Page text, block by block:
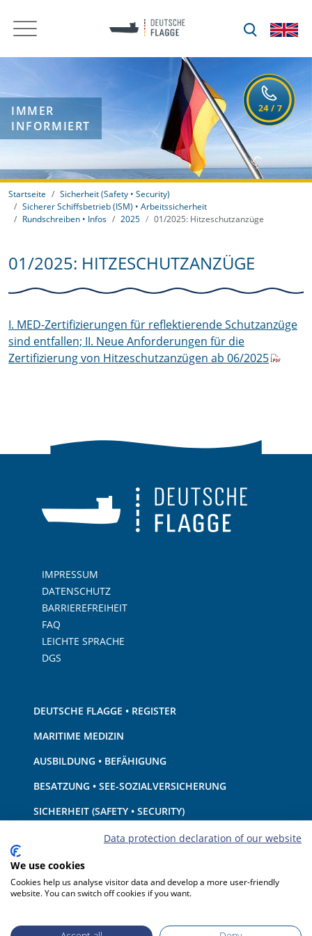
IMMER
INFORMIERT
Startseite
Sicherheit (Safety • Security)
Sicherer Schiffsbetrieb (ISM) • Arbeitssicherheit
Rundschreiben • Infos
2025 01/2025: Hitzeschutzanzüge
01/2025: HITZESCHUTZANZÜGE
I. MED-Zertifizierungen für reflektierende Schutzanzüge
sind entfallen; II. Neue Anforderungen für die
Zertifizierung von Hitzeschutzanzügen ab 06/2025
IMPRESSUM
DATENSCHUTZ
BARRIEREFREIHEIT
FAQ
LEICHTE SPRACHE
DGS
DEUTSCHE FLAGGE • REGISTER
MARITIME MEDIZIN
AUSBILDUNG • BEFÄHIGUNG
BESATZUNG • SEE-SOZIALVERSICHERUNG
SICHERHEIT (SAFETY • SECURITY)
SCHIFF • AUSRÜSTUNG
UMWELTSCHUTZ • KLIMA
HAFTUNG • FINANZEN
Data protection declaration of our website
We use cookies
Cookies help us analyse visitor data and develop a more user-friendly
website. You can switch off cookies if you want.